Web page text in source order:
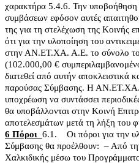
χαρακτήρα 5.4.6. Την υποβοήθηση
συμβάσεων εφόσον αυτές
της για τη στελέχωση της Κοινής
ότι για την υλοποίηση του
στην ΑΝ.ΕΤ.ΧΑ. Α.Ε. το σύνολο
(102.000,00 €
διατεθεί από αυτήν αποκλειστικά
παρούσας Σύμβασης. Η ΑΝ.ΕΤ.ΧΑ.
υποχρέωση να συντάσσει
θα υποβάλλονται στην Κοινή
αποτελεσμάτων μετά τη λήξη του
6 Πόροι 6.1.
Οι πόροι για την
Σύμβασης θα προέλθουν: – Από
Χαλκιδικής μέσω του